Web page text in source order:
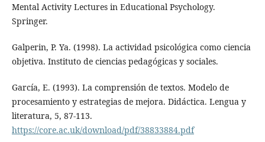
Mental Activity Lectures in Educational Psychology.
Springer.
Galperin, P. Ya. (1998). La actividad psicológica como ciencia
objetiva. Instituto de ciencias pedagógicas y sociales.
García, E. (1993). La comprensión de textos. Modelo de
procesamiento y estrategias de mejora. Didáctica. Lengua y
literatura, 5, 87-113.
https://core.ac.uk/download/pdf/38833884.pdf